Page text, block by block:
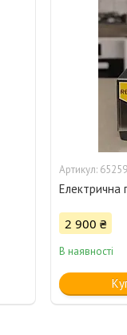
Електрична
2 900 ₴
В наявності